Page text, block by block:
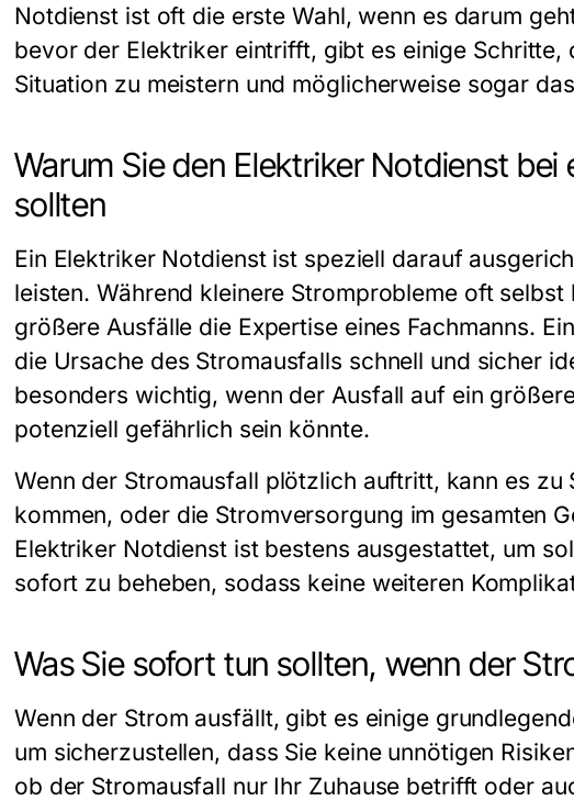
Notdienst ist oft die erste Wahl, wenn es darum
bevor der Elektriker eintrifft, gibt es einige Schritte,
Situation zu meistern und möglicherweise sogar
Warum Sie den Elektriker Notdienst
sollten
Ein Elektriker Notdienstist speziell darauf
leisten. Während kleinere Stromprobleme oft
größere Ausfälle die Expertise eines Fachmanns. Ein
die Ursache des Stromausfalls schnell und sicher
besonders wichtig, wenn der Ausfall auf ein
potenziell gefährlich sein könnte.
Wenn der Stromausfall plötzlich auftritt, kann es zu
kommen, oder die Stromversorgung im gesamten
Elektriker Notdienstist bestens ausgestattet, um
sofort zu beheben, sodass keine weiteren
Was Sie sofort tun sollten, wenn der
Wenn der Strom ausfällt, gibt es einige
um sicherzustellen, dass Sie keine unnötigen
ob der Stromausfall nur Ihr Zuhause betrifft oder